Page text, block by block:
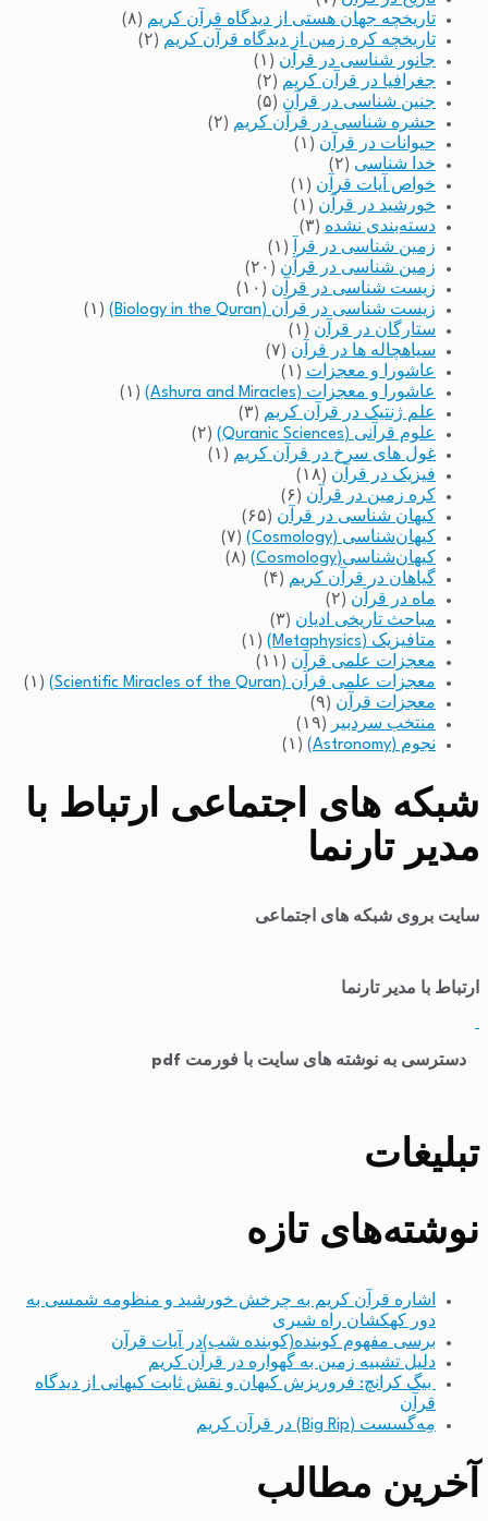
تاریخچه جهان هستی از دیدگاه قرآن کریم (۸)
تاریخچه کره زمین از دیدگاه قرآن کریم (۲)
جانور شناسی در قرآن (۱)
جغرافیا در قرآن کریم (۲)
جنین شناسی در قرآن (۵)
حشره شناسی در قرآن کریم (۲)
حیوانات در قرآن (۱)
خدا شناسی (۲)
خواص آیات قرآن (۱)
خورشید در قرآن (۱)
دسته‌بندی نشده (۳)
زمین شناسی در قرآ
(۱)
زمین شناسی در قرآن (۲۰)
زیست شناسی در قرآن (۱۰)
زیست شناسی در قرآن (Biology in the Quran)
(۱)
ستارگان در قرآن (۱)
سیاهچاله ها در قرآن (۷)
عاشورا و معجزات (۱)
عاشورا و معجزات (Ashura and Miracles)
(۱)
علم ژنتیک در قرآن کریم (۳)
علوم قرآنی (Quranic Sciences)
(۲)
غول های سرخ در قرآن کریم (۱)
فیزیک در قرآن (۱۸)
کره زمین در قرآن (۶)
کیهان شناسی در قرآن (۶۵)
کیهان‌شناسی (Cosmology)
(۷)
کیهان‌شناسی(Cosmology)
(۸)
گیاهان در قرآن کریم (۴)
ماه در قرآن (۲)
مباحث تاریخی ادیان (۳)
متافیزیک (Metaphysics)
(۱)
معجزات علمی قرآن (۱۱)
معجزات علمی قرآن (Scientific Miracles of the Quran)
(۱)
معجزات قرآن (۹)
منتخب سردبیر
(۱۹)
نجوم (Astronomy)
(۱)
شبکه های اجتماعی ارتباط با
مدیر تارنما
سایت بروی شبکه های اجتماعی
ارتباط با مدیر تارنما
دسترسی به نوشته های سایت با فورمت pdf
تبلیغات
نوشته‌های تازه
اشاره قرآن کریم به چرخش خورشید و منظومه شمسی به
دور کهکشان راه شیری
برسی مفهوم کوبنده(کوبنده شب)در آیات قرآن
دلیل تشبیه زمین به گهواره در قرآن کریم
بیگ کرانچ: فروریزش کیهان و نقش ثابت کیهانی از دیدگاه
قرآن
مِه‌گسست (Big Rip) در قرآن کریم
آخرین مطالب